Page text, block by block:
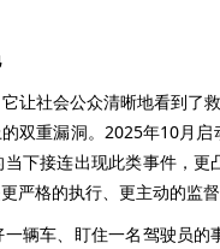
社会公众清晰地看到了救
双重漏洞。2025年10月
下接连出现此类事件，
严格的执行、更主动的监
车、盯住一名驾驶员的